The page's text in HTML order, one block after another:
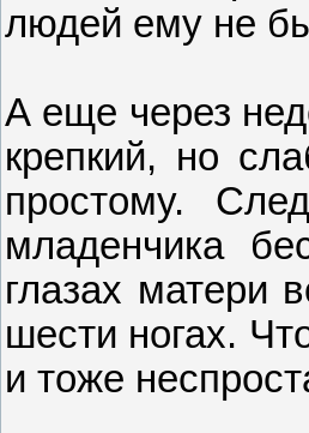
людей ему не
А еще через
крепкий, но
простому.
младенчика
глазах матери
шести ногах.
и тоже